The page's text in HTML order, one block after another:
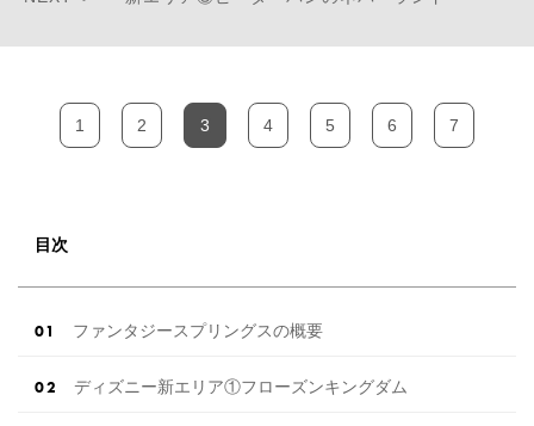
1 2 3 4 5 6 7
目次
ファンタジースプリングスの概要
ディズニー新エリア①フローズンキングダム